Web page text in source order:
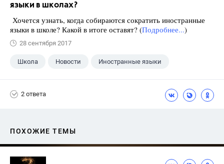
языки в школах?
Хочется узнать, когда собираются сократить иностранные
языки в школе? Какой в итоге оставят? (Подробнее...)
28 сентября 2017
Школа Новости Иностранные языки
2 ответа
ПОХОЖИЕ ТЕМЫ